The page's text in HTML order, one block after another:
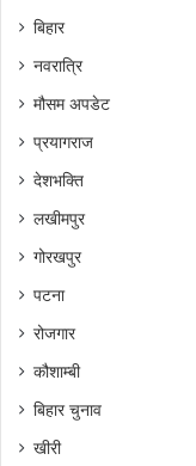
बिहार
नवरात्रि
मौसम अपडेट
प्रयागराज
देशभक्ति
लखीमपुर
गोरखपुर
पटना
रोजगार
कौशाम्बी
बिहार चुनाव
खीरी